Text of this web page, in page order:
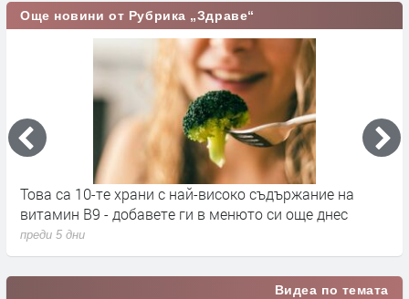
Още новини от Рубрика „Здраве“
Това са 10-те храни с най-високо съдържание на
витамин B9 - добавете ги в менюто си още днес
преди 5 дни
Видеа по темата